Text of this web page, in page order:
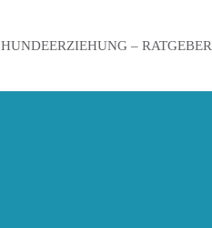
HUNDEERZIEHUNG – RATGEBER